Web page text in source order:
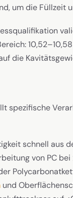
um die Füllzeit
die
spezifische
schnell aus
von PC
und